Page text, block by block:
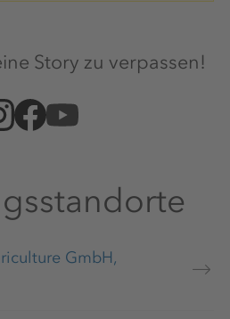
Story zu verpassen!
GmbH,